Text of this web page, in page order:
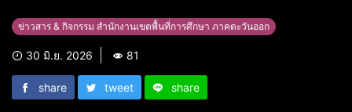
ข่าวสาร & กิจกรรม สำนักงานเขตพื้นที่การศึกษา ภาคตะวันออก
30 มิ.ย. 2026 81
share tweet share